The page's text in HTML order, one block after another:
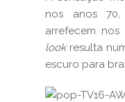
nos anos
arrefecem
lookresulta
escuro para